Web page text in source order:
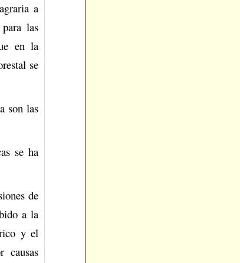
a
las
en la
se
son las
se ha
de
a la
y el
causas